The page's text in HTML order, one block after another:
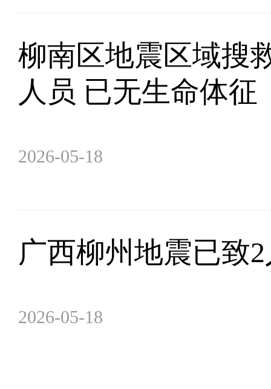
柳南区地震区域搜
人员 已无生命体征
2026-05-18
广西柳州地震已致
2026-05-18